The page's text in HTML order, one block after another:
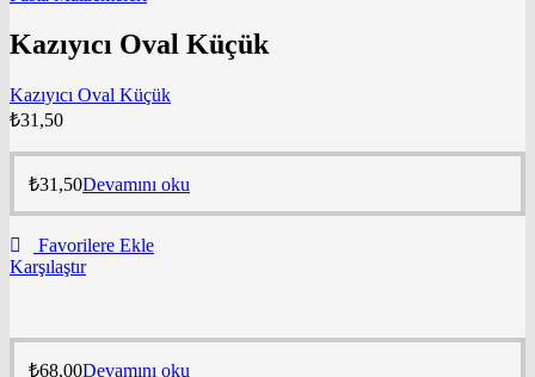
Kazıyıcı Oval Küçük
Kazıyıcı Oval Küçük
₺31,50
₺31,50Devamını oku
Favorilere Ekle
Karşılaştır
₺68,00Devamını oku